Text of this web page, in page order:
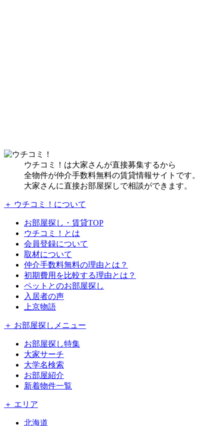
ウチコミ！は大家さんが直接募集するから
全物件が仲介手数料無料の賃貸情報サイトです。
大家さんに直接お部屋探しで相談ができます。
＋ ウチコミ！について
お部屋探し・賃貸TOP
ウチコミ！とは
会員登録について
取材について
仲介手数料無料の理由とは？
初期費用を比較する理由とは？
ペットとのお部屋探し
入居者の声
上京物語
＋ お部屋探しメニュー
お部屋探し特集
大家サーチ
大学名検索
お部屋紹介
新着物件一覧
＋ エリア
北海道